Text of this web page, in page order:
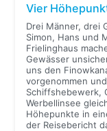
Vier
Drei Männer, drei
Simon, Hans und
Frielinghaus
Gewässer
uns den
vorgenommen und
Schiffshebewerk,
Werbellinsee
Höhepunkte in
der Reisebericht